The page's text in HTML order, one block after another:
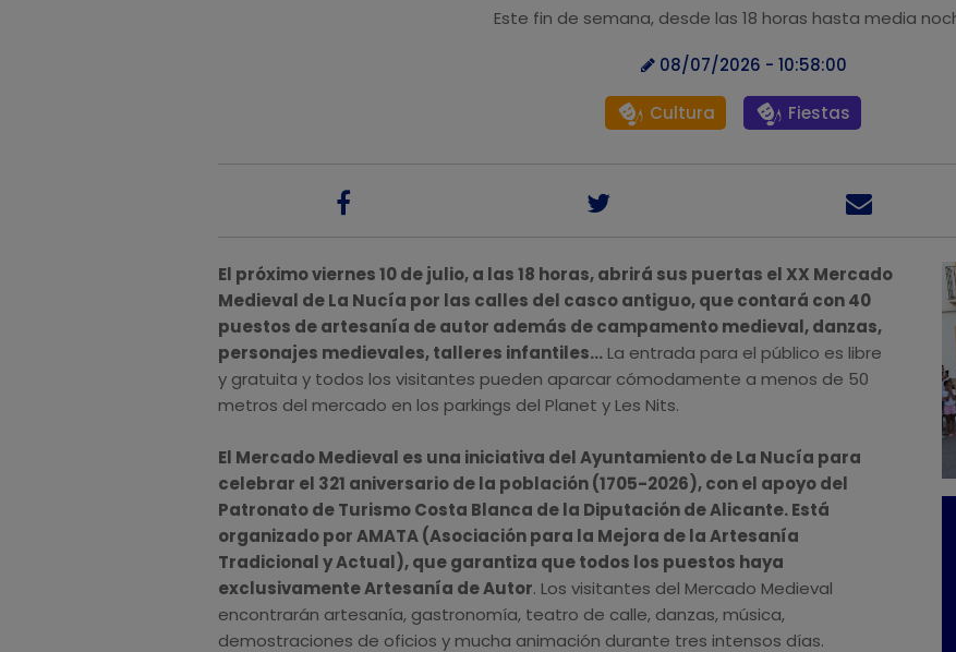
Este fin de semana, desde las 18 horas hasta media
08/07/2026 - 10:58:00
Cultura Fiestas
El próximo viernes 10 de julio, a las 18 horas, abrirá sus puertas el XX Mercado
Medieval de La Nucía por las calles del casco antiguo, que contará con 40
puestos de artesanía de autor además de campamento medieval, danzas,
personajes medievales, talleres infantiles...La entrada para el público es libre
y gratuita y todos los visitantes pueden aparcar cómodamente a menos de 50
metros del mercado en los parkings del Planet y Les Nits.
El Mercado Medieval es una iniciativa del Ayuntamiento de La Nucía para
celebrar el 321 aniversario de la población (1705-2026), con el apoyo del
Patronato de Turismo Costa Blanca de la Diputación de Alicante. Está
organizado por AMATA (Asociación para la Mejora de la Artesanía
Tradicional y Actual), que garantiza que todos los puestos haya
exclusivamente Artesanía de Autor. Los visitantes del Mercado Medieval
encontrarán artesanía, gastronomía, teatro de calle, danzas, música,
demostraciones de oficios y mucha animación durante tres intensos días.